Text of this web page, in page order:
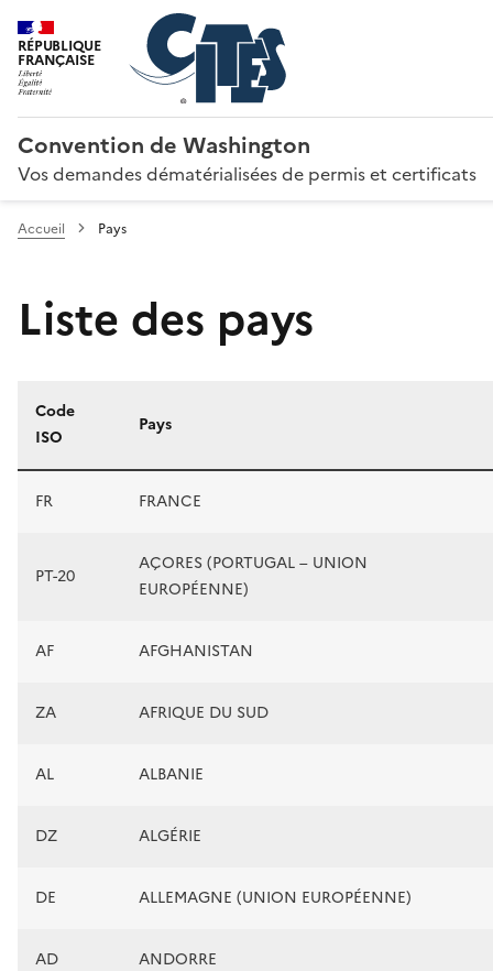
RÉPUBLIQUE
FRANÇAISE
Convention de Washington
Vos demandes dématérialisées de permis et certificats
Accueil Pays
Liste des pays
Liste des pays
Code
ISO
Pays
FR FRANCE
PT-20
AÇORES (PORTUGAL – UNION
EUROPÉENNE)
AF AFGHANISTAN
ZA AFRIQUE DU SUD
AL ALBANIE
DZ ALGÉRIE
DE ALLEMAGNE (UNION EUROPÉENNE)
AD ANDORRE